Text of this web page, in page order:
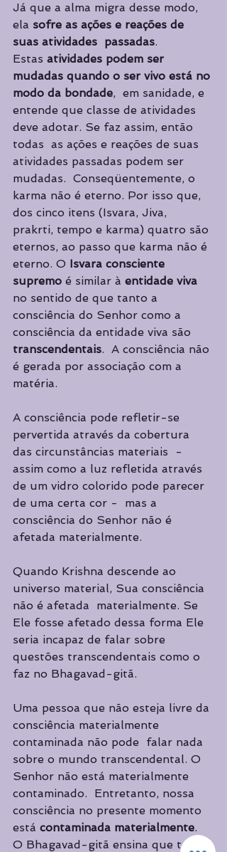
Já que a alma migra desse modo,
ela sofre as ações e reações de
suas atividades  passadas.
Estas atividades podem ser
mudadas quando o ser vivo está no
modo da bondade,  em sanidade, e
entende que classe de atividades
deve adotar. Se faz assim, então
todas  as ações e reações de suas
atividades passadas podem ser
mudadas.  Conseqüente­mente, o
karma não é eterno. Por isso que,
dos cinco itens (Isvara, Jiva,
prakrti, tempo e karma) quatro são
eternos, ao passo que karma não é
eterno. O Isvara consciente
supremo é similar à entidade viva
no sentido de que tanto a
consciência do Senhor como a
consciência da entidade viva são
transcendentais.  A consciência não
é gerada por associação com a
matéria.
A consciência pode refletir-se
pervertida através da cobertura
das circunstâncias materiais  -
assim como a luz refletida através
de um vidro colorido pode parecer
de uma certa cor -  mas a
consciência do Senhor não é
afetada materialmente.
Quando Krishna descende ao
universo material, Sua consciência
não é afetada  materialmente. Se
Ele fosse afetado dessa forma Ele
seria incapaz de falar sobre
questões transcendentais como o
faz no Bhagavad-gitã.
Uma pessoa que não esteja livre da
consciência materialmente
contaminada não pode  falar nada
sobre o mundo transcendental. O
Senhor não está materialmente
contaminado.  Entretanto, nossa
consciência no presente momento
está contaminada materialmente.
O Bhagavad-gitã ensina que temos